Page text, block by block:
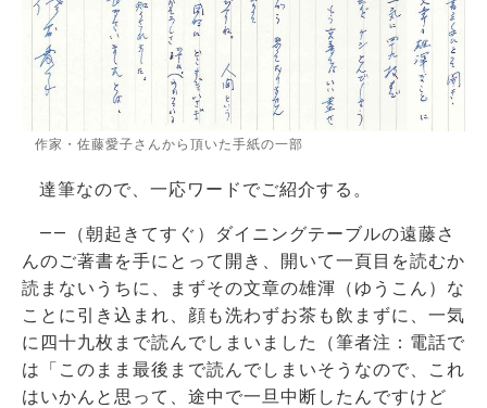
作家・佐藤愛子さんから頂いた手紙の一部
達筆なので、一応ワードでご紹介する。
――（朝起きてすぐ）ダイニングテーブルの遠藤さ
んのご著書を手にとって開き、開いて一頁目を読むか
読まないうちに、まずその文章の雄渾（ゆうこん）な
ことに引き込まれ、顔も洗わずお茶も飲まずに、一気
に四十九枚まで読んでしまいました（筆者注：電話で
は「このまま最後まで読んでしまいそうなので、これ
はいかんと思って、途中で一旦中断したんですけど